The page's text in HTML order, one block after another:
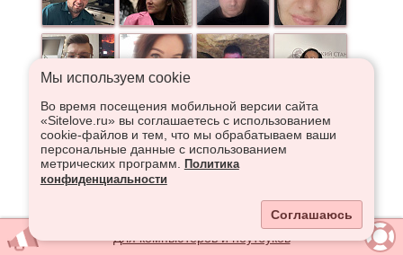
Мы используем сookie
Во время посещения мобильной версии сайта
«Sitelove.ru» вы соглашаетесь с использованием
cookie-файлов и тем, что мы обрабатываем ваши
персональные данные с использованием
метрических программ.
Политика
конфиденциальности
Соглашаюсь
Для компьютеров и ноутбуков